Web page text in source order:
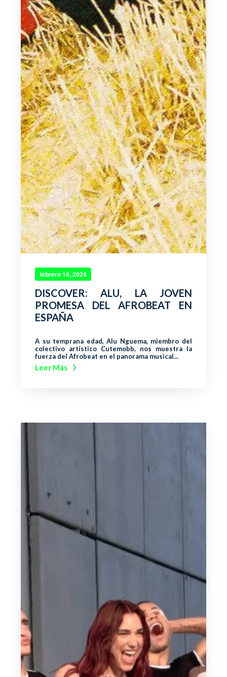
febrero 14, 2024
DISCOVER: ALU, LA JOVEN
PROMESA DEL AFROBEAT EN
ESPAÑA
A su temprana edad, Alu Nguema, miembro del
colectivo artístico Cutemobb, nos muestra la
fuerza del Afrobeat en el panorama musical...
Leer Más